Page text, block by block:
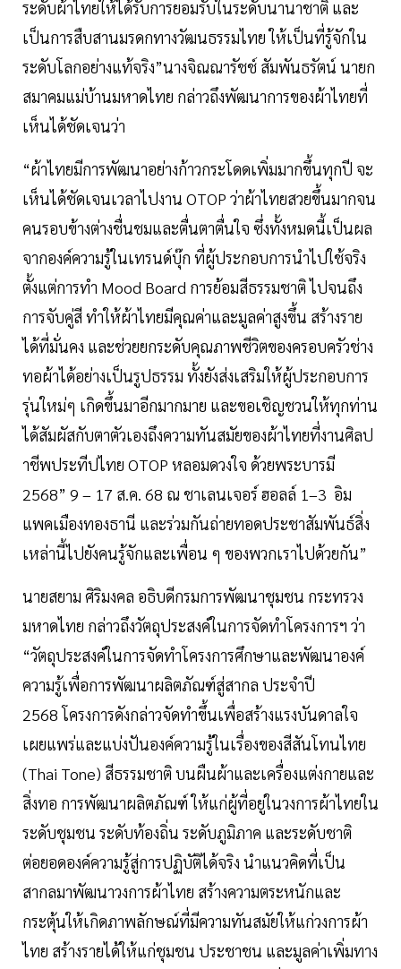
ระดับผ้าไทยให้ได้รับการยอมรับในระดับนานาชาติ และ
เป็นการสืบสานมรดกทางวัฒนธรรมไทย ให้เป็นที่รู้จักใน
ระดับโลกอย่างแท้จริง”นางจิณณารัชช์ สัมพันธรัตน์ นายก
สมาคมแม่บ้านมหาดไทย กล่าวถึงพัฒนาการของผ้าไทยที่
เห็นได้ชัดเจนว่า
“ผ้าไทยมีการพัฒนาอย่างก้าวกระโดดเพิ่มมากขึ้นทุกปี จะ
เห็นได้ชัดเจนเวลาไปงาน OTOP ว่าผ้าไทยสวยขึ้นมากจน
คนรอบข้างต่างชื่นชมและตื่นตาตื่นใจ ซึ่งทั้งหมดนี้เป็นผล
จากองค์ความรู้ในเทรนด์บุ๊ก ที่ผู้ประกอบการนำไปใช้จริง
ตั้งแต่การทำ Mood Board การย้อมสีธรรมชาติ ไปจนถึง
การจับคู่สี ทำให้ผ้าไทยมีคุณค่าและมูลค่าสูงขึ้น สร้างราย
ได้ที่มั่นคง และช่วยยกระดับคุณภาพชีวิตของครอบครัวช่าง
ทอผ้าได้อย่างเป็นรูปธรรม ทั้งยังส่งเสริมให้ผู้ประกอบการ
รุ่นใหม่ๆ เกิดขึ้นมาอีกมากมาย และขอเชิญชวนให้ทุกท่าน
ได้สัมผัสกับตาตัวเองถึงความทันสมัยของผ้าไทยที่งานศิลป
าชีพประทีปไทย OTOP หลอมดวงใจ ด้วยพระบารมี
2568” 9 – 17 ส.ค. 68 ณ ชาเลนเจอร์ ฮอลล์ 1–3 อิม
แพคเมืองทองธานี และร่วมกันถ่ายทอดประชาสัมพันธ์สิ่ง
เหล่านี้ไปยังคนรู้จักและเพื่อน ๆ ของพวกเราไปด้วยกัน”
นายสยาม ศิริมงคล อธิบดีกรมการพัฒนาชุมชน กระทรวง
มหาดไทย กล่าวถึงวัตถุประสงค์ในการจัดทำโครงการฯ ว่า
“วัตถุประสงค์ในการจัดทำโครงการศึกษาและพัฒนาองค์
ความรู้เพื่อการพัฒนาผลิตภัณฑ์สู่สากล ประจำปี
2568 โครงการดังกล่าวจัดทำขึ้นเพื่อสร้างแรงบันดาลใจ
เผยแพร่และแบ่งปันองค์ความรู้ในเรื่องของสีสันโทนไทย
(Thai Tone) สีธรรมชาติ บนผืนผ้าและเครื่องแต่งกายและ
สิ่งทอ การพัฒนาผลิตภัณฑ์ ให้แก่ผู้ที่อยู่ในวงการผ้าไทยใน
ระดับชุมชน ระดับท้องถิ่น ระดับภูมิภาค และระดับชาติ
ต่อยอดองค์ความรู้สู่การปฏิบัติได้จริง นำแนวคิดที่เป็น
สากลมาพัฒนาวงการผ้าไทย สร้างความตระหนักและ
กระตุ้นให้เกิดภาพลักษณ์ที่มีความทันสมัยให้แก่วงการผ้า
ไทย สร้างรายได้ให้แก่ชุมชน ประชาชน และมูลค่าเพิ่มทาง